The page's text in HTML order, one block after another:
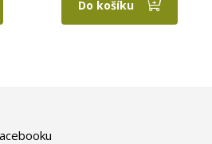
Do košíku